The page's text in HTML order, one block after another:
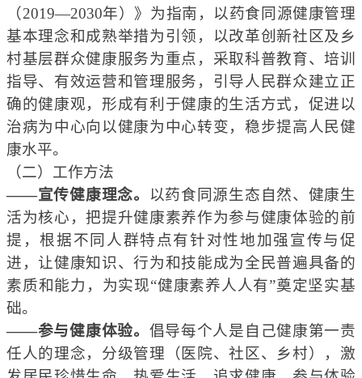
（2019—2030年）》为指南，以药食同源健康管理
基本理念和成熟举措为引领，以改革创新社区及乡
村基层群众健康服务为重点，采取科普教育、培训
指导、有效运营和管理服务，引导人民群众建立正
确的健康观，形成有利于健康的生活方式 ，促进以
治病为中心向以健康为中心转变，稳步提高人民健
康水平。
（二）工作方法
——宣传健康理念。
以药食同源生态自然、健康生
活为核心，把提升健康素养作为参与健康体验的前
提，根据不同人群特点有针对性地加强宣传与促
进，让健康知识、行为和技能成为全民普遍具备的
素质和能力，为实现“健康素养人人有”奠定坚实基
础。
——参与健康体验。 倡导每个人是自己健康第一责
任人的理念，分级管理（医院、社区、乡村），激